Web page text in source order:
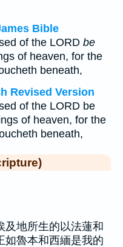
Bible
of the LORD be
of heaven, for the
beneath,
Revised Version
of the LORD be
of heaven, for the
beneath,
及地所生的以法蓮和
如魯本和西緬是我的